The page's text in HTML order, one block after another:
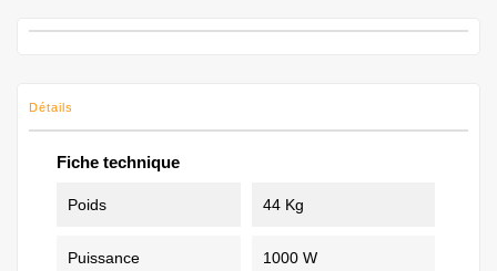
Détails
Fiche technique
Poids 44 Kg
Puissance 1000 W